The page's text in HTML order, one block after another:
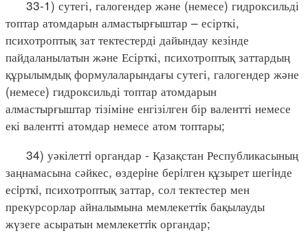
33-1) сутегі, галогендер және (немесе) гидроксильді
топтар атомдарын алмастырғыштар – есірткі,
психотроптық зат тектестерді дайындау кезінде
пайдаланылатын және Есірткі, психотроптық заттардың
құрылымдық формулаларындағы сутегі, галогендер және
(немесе) гидроксильді топтар атомдарын
алмастырғыштар тізіміне енгізілген бір валентті немесе
екі валентті атомдар немесе атом топтары;
34) уәкілеттi органдар - Қазақстан Республикасының
заңнамасына сәйкес, өздерiне берiлген құзырет шегiнде
есiрткi, психотроптық заттар, сол тектестер мен
прекурсорлар айналымына мемлекеттiк бақылауды
жүзеге асыратын мемлекеттiк органдар;